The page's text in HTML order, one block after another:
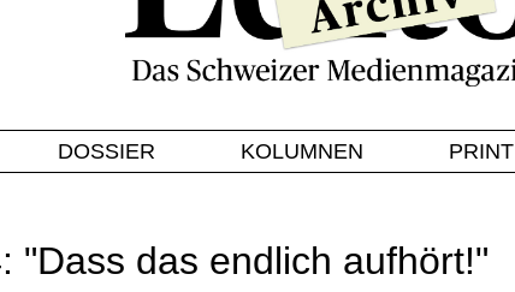
DOSSIER KOLUMNEN PRINT
"Dass das endlich aufhört!"